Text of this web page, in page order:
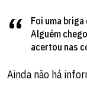
Foi uma
Alguém
acertou nas
Ainda não há